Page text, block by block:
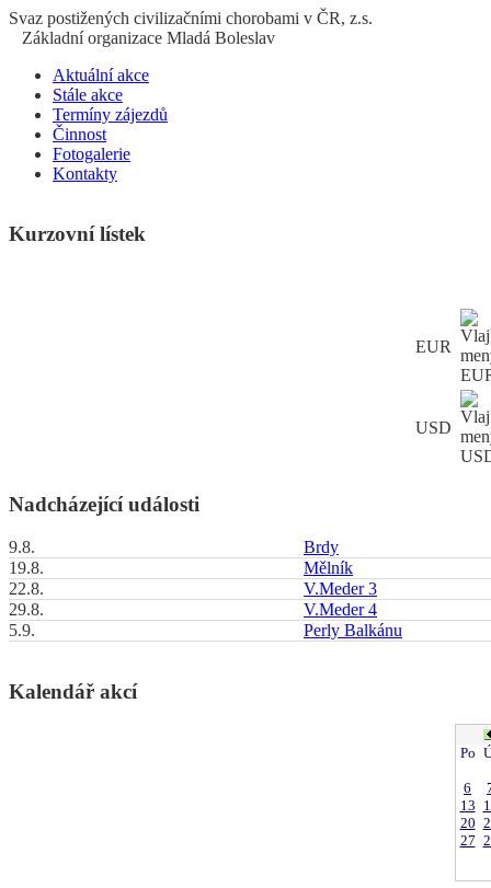
Svaz postižených civilizačními chorobami v ČR, z.s.
Základní organizace Mladá Boleslav
Aktuální akce
Stále akce
Termíny zájezdů
Činnost
Fotogalerie
Kontakty
Kurzovní lístek
EUR
USD
Nadcházející události
9.8.
Brdy
19.8.
Mělník
22.8.
V.Meder 3
29.8.
V.Meder 4
5.9.
Perly Balkánu
Kalendář akcí
Po
6
13
20
27